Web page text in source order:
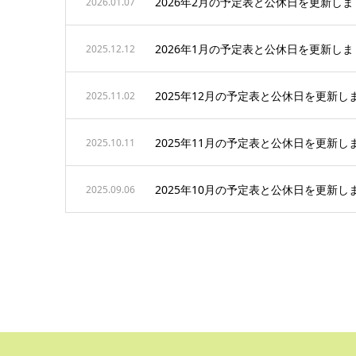
2025.12.12 2026年1月の予定表と公休日を更新しま
2025.11.02 2025年12月の予定表と公休日を更新し
2025.10.11 2025年11月の予定表と公休日を更新し
2025.09.06 2025年10月の予定表と公休日を更新し